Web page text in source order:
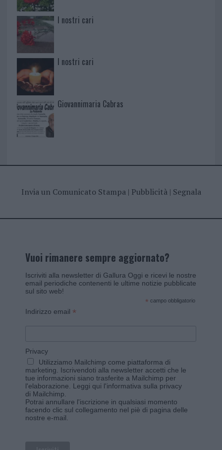
I nostri cari
I nostri cari
Giovannimaria Cabras
Invia un Comunicato Stampa| Pubblicità| Segnala
Vuoi rimanere sempre aggiornato?
Iscriviti alla newsletter di Gallura Oggi e ricevi le nostre
email periodiche contenenti le ultime notizie pubblicate
sul sito web!
* campo obbligatorio
Indirizzo email *
Privacy
Utilizziamo Mailchimp come piattaforma di
marketing. Iscrivendoti alla newsletter accetti che le
tue informazioni siano trasferite a Mailchimp per
l'elaborazione. Leggi qui l'informativa sulla privacy
di Mailchimp
Potrai annullare l'iscrizione in qualsiasi momento
facendo clic sul collegamento nel piè di pagina delle
nostre e-mail.